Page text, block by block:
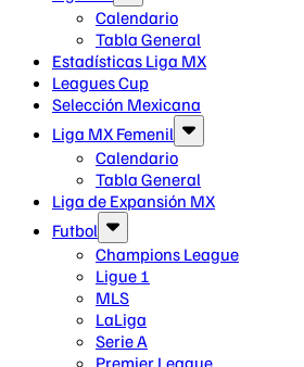
Calendario
Tabla General
Estadísticas Liga MX
Leagues Cup
Selección Mexicana
Liga MX Femenil
Calendario
Tabla General
Liga de Expansión MX
Futbol
Champions League
Ligue 1
MLS
LaLiga
Serie A
Premier League